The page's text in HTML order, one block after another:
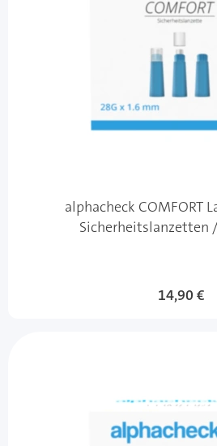
alphacheck COMFORT
Sicherheitslanzetten
14,90 €